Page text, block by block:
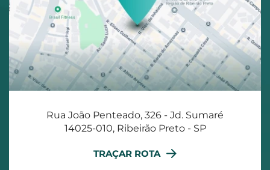
Rua João Penteado, 326 - Jd. Sumaré
14025-010, Ribeirão Preto - SP
TRAÇAR ROTA